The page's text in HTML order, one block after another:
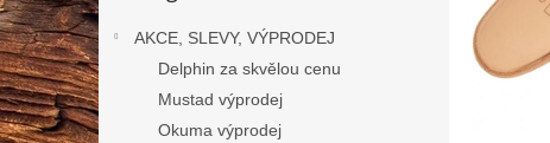
p
a
n
e
l
AKCE, SLEVY, VÝPRODEJ
Delphin za skvělou cenu
Mustad výprodej
Okuma výprodej
hvězdiček.